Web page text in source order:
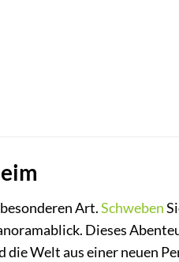
Art.Schweben
Dieses
die Welt aus einer neuen